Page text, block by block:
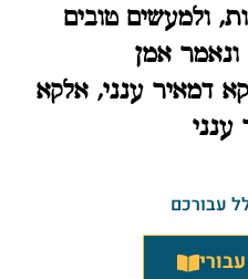
ולמעשים טובים
ונאמר אמן
דמאיר ענני, אלקא
ענני
עבורכם